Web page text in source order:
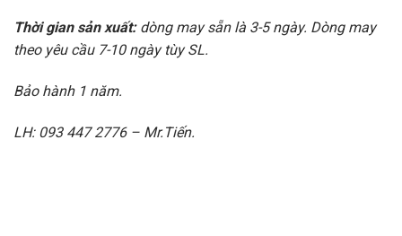
Thời gian sản xuất:dòng may sẵn là 3-5 ngày. Dòng may
theo yêu cầu 7-10 ngày tùy SL.
Bảo hành 1 năm.
LH: 093 447 2776 – Mr.Tiến.